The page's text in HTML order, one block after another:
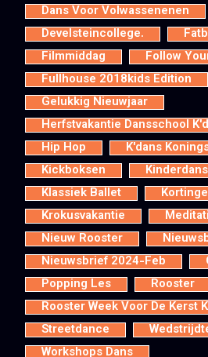
Dans Voor Volwassenenen
Develsteincollege.
Filmmiddag
Follow
Fullhouse 2018kids Edition
Gelukkig Nieuwjaar
Herfstvakantie Dansschool
Hip Hop
K'dans
Kickboksen
Kinderdans
Klassiek Ballet
Krokusvakantie
Nieuw Rooster
Nieuwsbrief 2024-Feb
Popping Les
Rooster
Rooster Week Voor De Kerst
Streetdance
Workshops Dans